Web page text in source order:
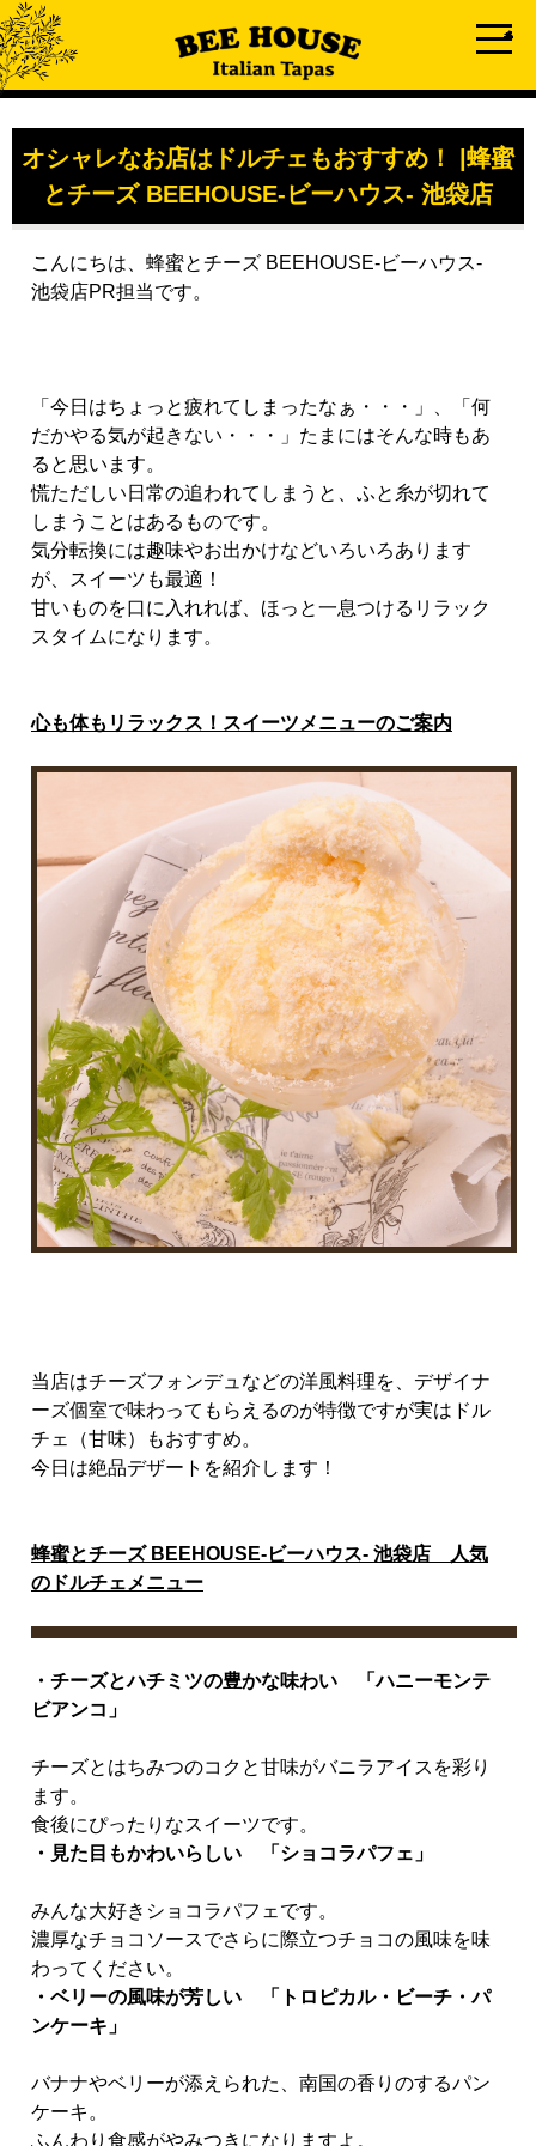
オシャレなお店はドルチェもおすすめ！ |蜂蜜
とチーズ BEEHOUSE-ビーハウス- 池袋店
こんにちは、蜂蜜とチーズ BEEHOUSE-ビーハウス-
池袋店PR担当です。
「今日はちょっと疲れてしまったなぁ・・・」、「何
だかやる気が起きない・・・」たまにはそんな時もあ
ると思います。
慌ただしい日常の追われてしまうと、ふと糸が切れて
しまうことはあるものです。
気分転換には趣味やお出かけなどいろいろあります
が、スイーツも最適！
甘いものを口に入れれば、ほっと一息つけるリラック
スタイムになります。
心も体もリラックス！スイーツメニューのご案内
当店はチーズフォンデュなどの洋風料理を、デザイナ
ーズ個室で味わってもらえるのが特徴ですが実はドル
チェ（甘味）もおすすめ。
今日は絶品デザートを紹介します！
蜂蜜とチーズ BEEHOUSE-ビーハウス- 池袋店 人気
のドルチェメニュー
・チーズとハチミツの豊かな味わい 「ハニーモンテ
ビアンコ」
チーズとはちみつのコクと甘味がバニラアイスを彩り
ます。
食後にぴったりなスイーツです。
・見た目もかわいらしい 「ショコラパフェ」
みんな大好きショコラパフェです。
濃厚なチョコソースでさらに際立つチョコの風味を味
わってください。
・ベリーの風味が芳しい 「トロピカル・ビーチ・パ
ンケーキ」
バナナやベリーが添えられた、南国の香りのするパン
ケーキ。
ふんわり食感がやみつきになりますよ。